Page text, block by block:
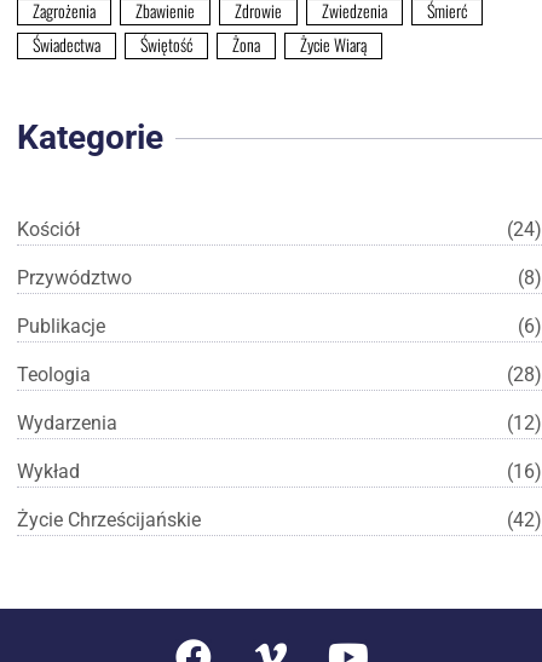
Zagrożenia
Zbawienie Zdrowie Zwiedzenia
Śmierć
Świadectwa
Świętość Żona Życie Wiarą
Kategorie
Kościół (24)
Przywództwo (8)
Publikacje (6)
Teologia (28)
Wydarzenia (12)
Wykład (16)
Życie Chrześcijańskie (42)